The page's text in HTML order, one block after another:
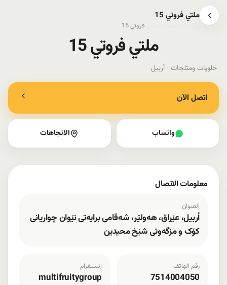
ملتي فروتي 15
أربيل› ملتي فروتي 15
ملتي فروتي 15
حلويات ومثلجات · أربيل
اتصل الآن
واتساب الاتجاهات
معلومات الاتصال
العنوان
أربيل، عێراق، هەولێر، شەقامی برایەتی نێوان چواریانی
کۆک و مزگەوتی شێخ محیدین
رقم الهاتف
7514004050
إنستغرام
multifruitygroup